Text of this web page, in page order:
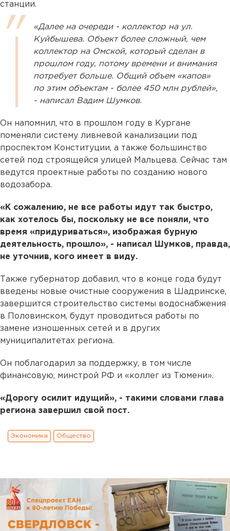
станции. ⠀
«Далее на очереди - коллектор на ул.
Куйбышева. Объект более сложный, чем
коллектор на Омской, который сделан в
прошлом году, потому времени и внимания
потребует больше. Общий объем «капов»
по этим объектам - более 450 млн рублей»,
- написал Вадим Шумков.
Он напомнил, что в прошлом году в Кургане
поменяли систему ливневой канализации под
проспектом Конституции, а также большинство
сетей под строящейся улицей Мальцева. Сейчас там
ведутся проектные работы по созданию нового
водозабора.
«К сожалению, не все работы идут так быстро,
как хотелось бы, поскольку не все поняли, что
время «придуриваться», изображая бурную
деятельность, прошло», - написал Шумков, правда,
не уточнив, кого имеет в виду.
Также губернатор добавил, что в конце года будут
введены новые очистные сооружения в Шадринске,
завершится строительство системы водоснабжения
в Половинском, будут проводиться работы по
замене изношенных сетей и в других
муниципалитетах региона. ⠀
Он поблагодарил за поддержку, в том числе
финансовую, минстрой РФ и «коллег из Тюмени».
«Дорогу осилит идущий», - такими словами глава
региона завершил свой пост.
Экономика Общество